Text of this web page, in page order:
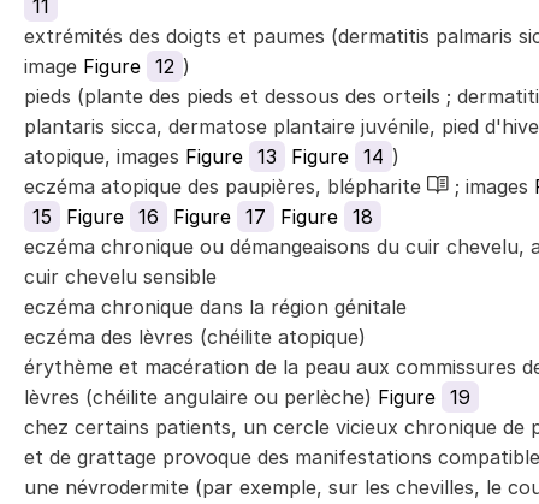
11
extrémités des doigts et paumes (dermatitis palmaris
image Figure 12 )
pieds (plante des pieds et dessous des orteils ;
plantaris sicca, dermatose plantaire juvénile, pied
atopique, images Figure 13 Figure 14 )
eczéma atopique des paupières, blépharite
; images
15
Figure 16 Figure 17 Figure 18
eczéma chronique ou démangeaisons du cuir chevelu,
cuir chevelu sensible
eczéma chronique dans la région génitale
eczéma des lèvres (chéilite atopique)
érythème et macération de la peau aux commissures
lèvres (chéilite angulaire ou perlèche) Figure 19
chez certains patients, un cercle vicieux chronique de
et de grattage provoque des manifestations
une névrodermite (par exemple, sur les chevilles, le